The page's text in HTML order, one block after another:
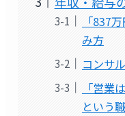
「837
み方
コンサ
「営業
という